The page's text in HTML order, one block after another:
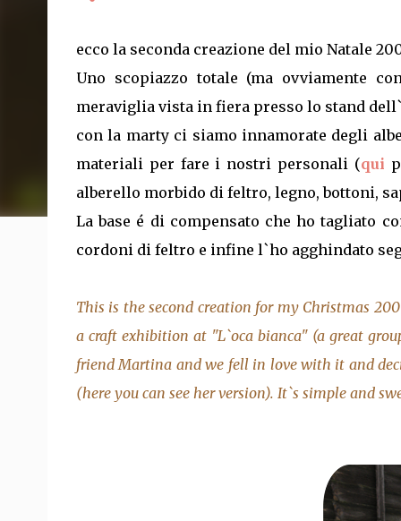
ecco la seconda creazione del mio Natale
Uno scopiazzo totale (ma ovviamente
meraviglia vista in fiera presso lo stand
con la marty ci siamo innamorate degli
materiali per fare i nostri personali (qui
alberello morbido di feltro, legno, bottoni,
La base é di compensato che ho tagliato
cordoni di feltro e infine l`ho agghindato
This is the second creation for my Christmas
a craft exhibition at "L`oca bianca" (a great
friend Martina and we fell in love with it and
(here you can see her version). It`s simple and